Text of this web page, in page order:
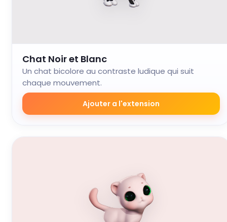
Chat Noir et Blanc
Un chat bicolore au contraste ludique qui suit
chaque mouvement.
Ajouter a l'extension